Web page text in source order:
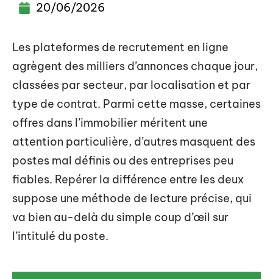
20/06/2026
Les plateformes de recrutement en ligne
agrègent des milliers d’annonces chaque jour,
classées par secteur, par localisation et par
type de contrat. Parmi cette masse, certaines
offres dans l’immobilier méritent une
attention particulière, d’autres masquent des
postes mal définis ou des entreprises peu
fiables. Repérer la différence entre les deux
suppose une méthode de lecture précise, qui
va bien au-delà du simple coup d’œil sur
l’intitulé du poste.